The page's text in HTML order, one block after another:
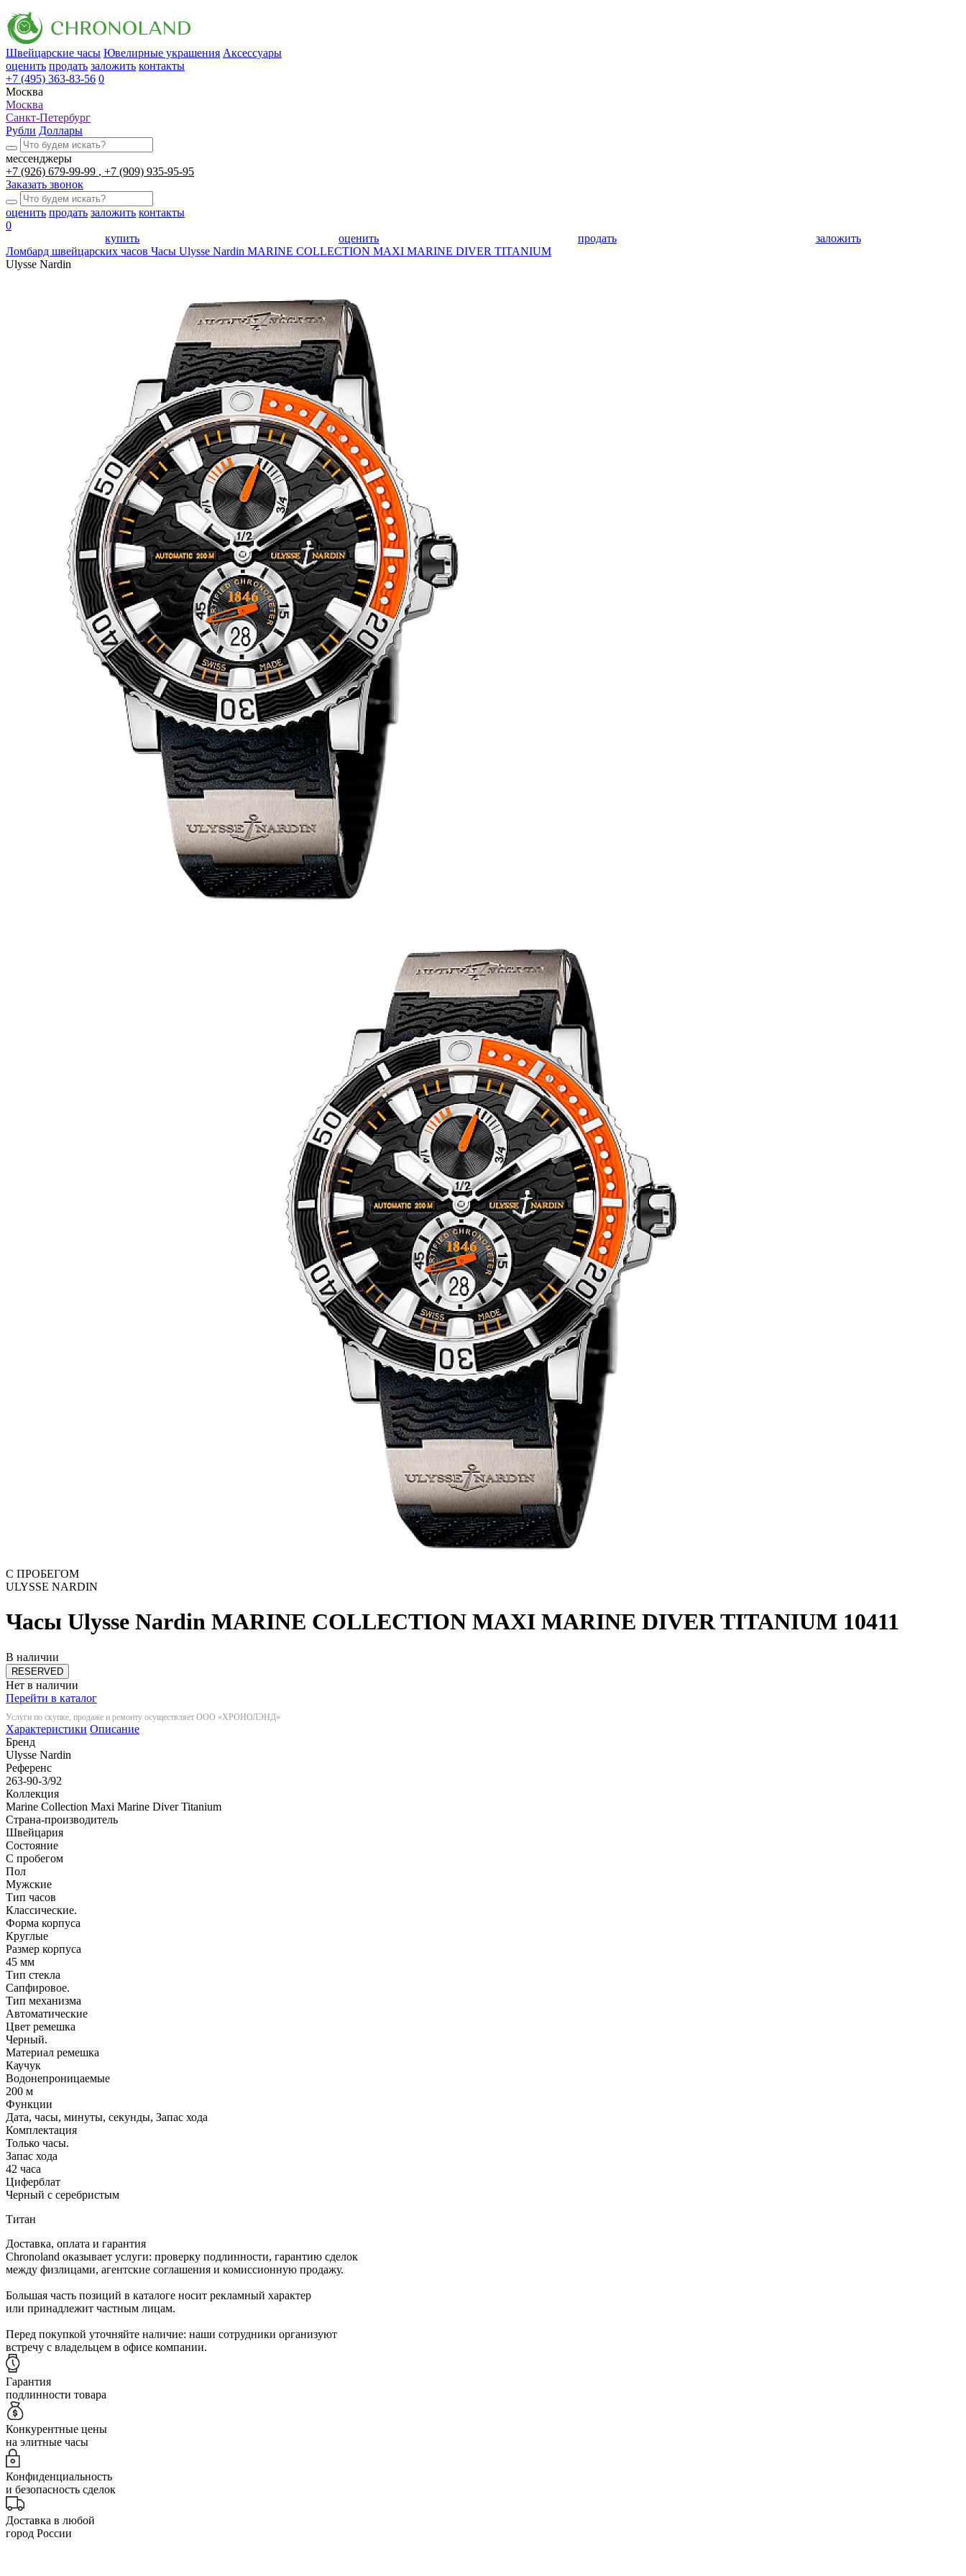
Швейцарские часы Ювелирные украшения Аксессуары
оценить продать заложить контакты
+7 (495) 363-83-56 0
Москва
Москва
Санкт-Петербург
Рубли Доллары
мессенджеры
+7 (926) 679-99-99
+7 (909) 935-95-95
Заказать звонок
оценить продать заложить контакты
0
купить
оценить продать
заложить
Ломбард швейцарских часов Часы Ulysse Nardin MARINE COLLECTION MAXI MARINE DIVER TITANIUM
Ulysse Nardin
С ПРОБЕГОМ
ULYSSE NARDIN
Часы Ulysse Nardin MARINE COLLECTION MAXI MARINE DIVER TITANIUM 10411
В наличии
RESERVED
Нет в наличии
Перейти в каталог
Услуги по скупке, продаже и ремонту осуществляет ООО «ХРОНОЛЭНД»
Характеристики Описание
Бренд
Ulysse Nardin
Референс
263-90-3/92
Коллекция
Marine Collection Maxi Marine Diver Titanium
Страна-производитель
Швейцария
Состояние
С пробегом
Пол
Мужские
Тип часов
Классические.
Форма корпуса
Круглые
Размер корпуса
45 мм
Тип стекла
Сапфировое.
Тип механизма
Автоматические
Цвет ремешка
Черный.
Материал ремешка
Каучук
Водонепроницаемые
200 м
Функции
Дата, часы, минуты, секунды, Запас хода
Комплектация
Только часы.
Запас хода
42 часа
Циферблат
Черный с серебристым
Титан
Доставка, оплата и гарантия
Chronoland оказывает услуги: проверку подлинности, гарантию сделок
между физлицами, агентские соглашения и комиссионную продажу.
Большая часть позиций в каталоге носит рекламный характер
или принадлежит частным лицам.
Перед покупкой уточняйте наличие: наши сотрудники организуют
встречу с владельцем в офисе компании.
Гарантия
подлинности товара
Конкурентные цены
на элитные часы
Конфиденциальность
и безопасность сделок
Доставка в любой
город России